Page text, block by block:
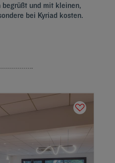
und mit kleinen,
bei Kyriad kosten.